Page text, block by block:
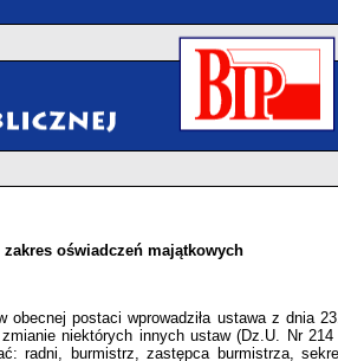
zakres oświadczeń majątkowych
obecnej postaci wprowadziła ustawa z dnia
niektórych innych ustaw (Dz.U. Nr 214
radni, burmistrz, zastępca burmistrza,